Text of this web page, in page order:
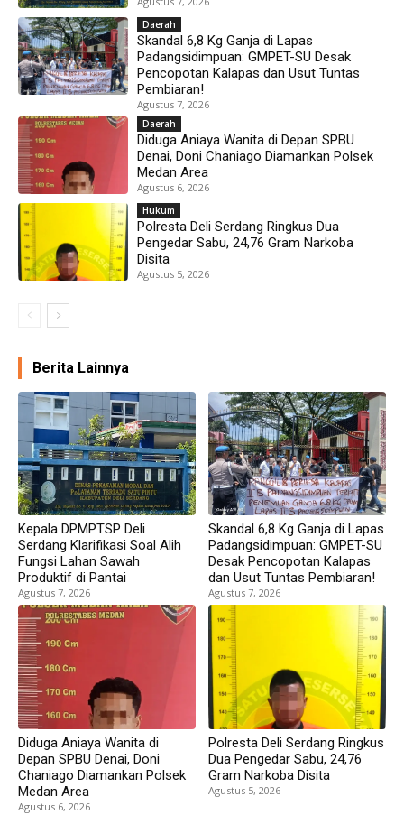
Daerah
Skandal 6,8 Kg Ganja di Lapas
Padangsidimpuan: GMPET-SU Desak
Pencopotan Kalapas dan Usut Tuntas
Pembiaran!
Agustus 7, 2026
Daerah
Diduga Aniaya Wanita di Depan SPBU
Denai, Doni Chaniago Diamankan Polsek
Medan Area
Agustus 6, 2026
Hukum
Polresta Deli Serdang Ringkus Dua
Pengedar Sabu, 24,76 Gram Narkoba
Disita
Agustus 5, 2026
Berita Lainnya
Kepala DPMPTSP Deli
Serdang Klarifikasi Soal Alih
Fungsi Lahan Sawah
Produktif di Pantai
Agustus 7, 2026
Skandal 6,8 Kg Ganja di Lapas
Padangsidimpuan: GMPET-SU
Desak Pencopotan Kalapas
dan Usut Tuntas Pembiaran!
Agustus 7, 2026
Diduga Aniaya Wanita di
Depan SPBU Denai, Doni
Chaniago Diamankan Polsek
Medan Area
Agustus 6, 2026
Polresta Deli Serdang Ringkus
Dua Pengedar Sabu, 24,76
Gram Narkoba Disita
Agustus 5, 2026